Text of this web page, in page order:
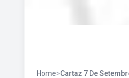
Home>Cartaz 7 De